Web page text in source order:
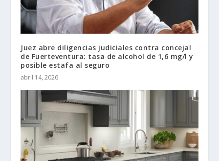
Juez abre diligencias judiciales contra concejal
de Fuerteventura: tasa de alcohol de 1,6 mg/l y
posible estafa al seguro
abril 14, 2026